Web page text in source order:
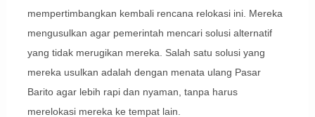
mempertimbangkan kembali rencana relokasi ini. Mereka
mengusulkan agar pemerintah mencari solusi alternatif
yang tidak merugikan mereka. Salah satu solusi yang
mereka usulkan adalah dengan menata ulang Pasar
Barito agar lebih rapi dan nyaman, tanpa harus
merelokasi mereka ke tempat lain.